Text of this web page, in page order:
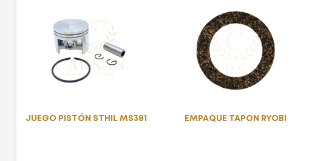
JUEGO PISTÓN STHIL MS381 EMPAQUE TAPON RYOBI